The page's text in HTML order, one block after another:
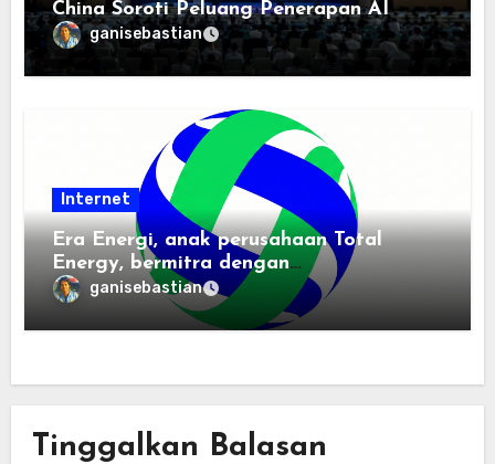
China Soroti Peluang Penerapan AI
ganisebastian
Internet
Era Energi, anak perusahaan Total
Energy, bermitra dengan
Zhuochuangtong untuk mempercepat
transisi energi Indonesia — raksasa
energi global bergabung dengan tim
terbarukan dan infrastruktur listrik
ganisebastian
Tinggalkan Balasan